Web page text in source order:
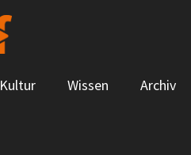
Kultur Wissen Archiv